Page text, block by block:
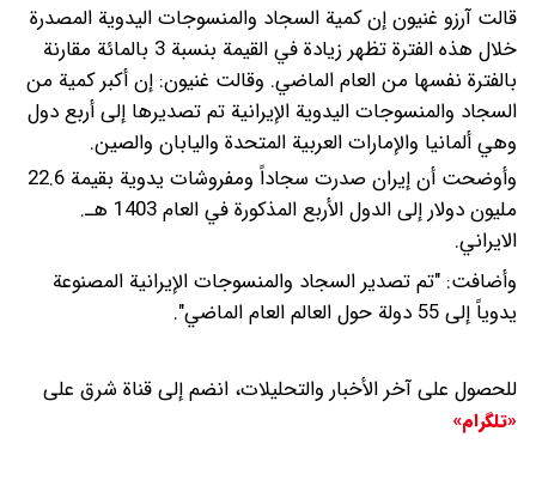
قالت آرزو غنيون إن كمية السجاد والمنسوجات اليدوية المصدرة
خلال هذه الفترة تظهر زيادة في القيمة بنسبة 3 بالمائة مقارنة
بالفترة نفسها من العام الماضي. وقالت غنيون: إن أكبر كمية من
السجاد والمنسوجات اليدوية الإيرانية تم تصديرها إلى أربع دول
وهي ألمانيا والإمارات العربية المتحدة واليابان والصين.
وأوضحت أن إيران صدرت سجاداً ومفروشات يدوية بقيمة 22.6
مليون دولار إلى الدول الأربع المذكورة في العام 1403 هـ.
الايراني.
وأضافت: "تم تصدير السجاد والمنسوجات الإيرانية المصنوعة
يدوياً إلى 55 دولة حول العالم العام الماضي".
للحصول على آخر الأخبار والتحليلات، انضم إلى قناة شرق على
«تلگرام»